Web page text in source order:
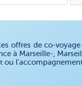
offres de co-
à Marseille-,
ou